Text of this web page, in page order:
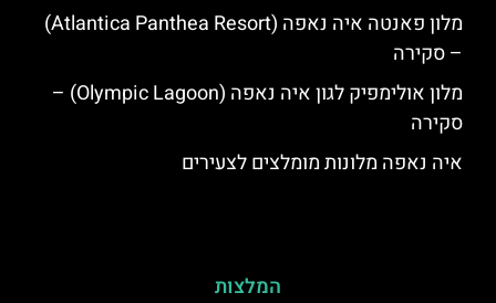
מלון פאנטה איה נאפה (Atlantica Panthea Resort)
– סקירה
מלון אולימפיק לגון איה נאפה (Olympic Lagoon) –
סקירה
איה נאפה מלונות מומלצים לצעירים
המלצות